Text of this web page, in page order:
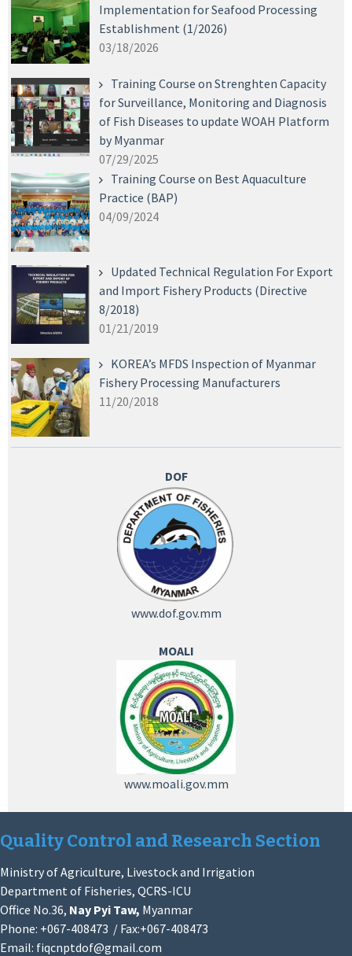
Implementation for Seafood Processing
Establishment (1/2026)
03/18/2026
Training Course on Strenghten Capacity
for Surveillance, Monitoring and Diagnosis
of Fish Diseases to update WOAH Platform
by Myanmar
07/29/2025
Training Course on Best Aquaculture
Practice (BAP)
04/09/2024
Updated Technical Regulation For Export
and Import Fishery Products (Directive
8/2018)
01/21/2019
KOREA’s MFDS Inspection of Myanmar
Fishery Processing Manufacturers
11/20/2018
DOF
www.dof.gov.mm
MOALI
www.moali.gov.mm
Quality Control and Research Section
Ministry of Agriculture, Livestock and Irrigation
Department of Fisheries, QCRS-ICU
Office No.36, Nay Pyi Taw, Myanmar
Phone: +067-408473 / Fax:+067-408473
Email: fiqcnptdof@gmail.com